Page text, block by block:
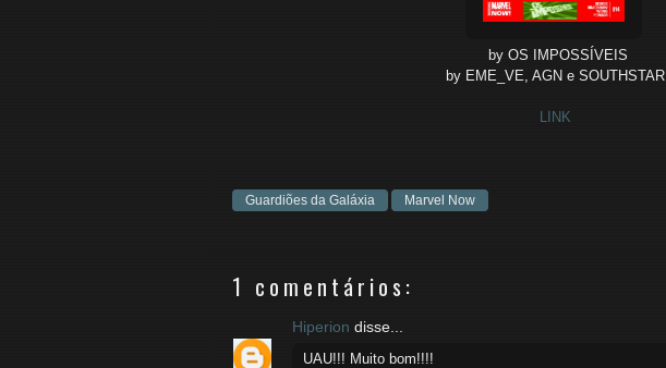
by OS IMPOSSÍVEIS
by EME_VE, AGN e SOUTHSTAR
LINK
Guardiões da Galáxia Marvel Now
1 comentários:
Hiperion disse...
UAU!!! Muito bom!!!!